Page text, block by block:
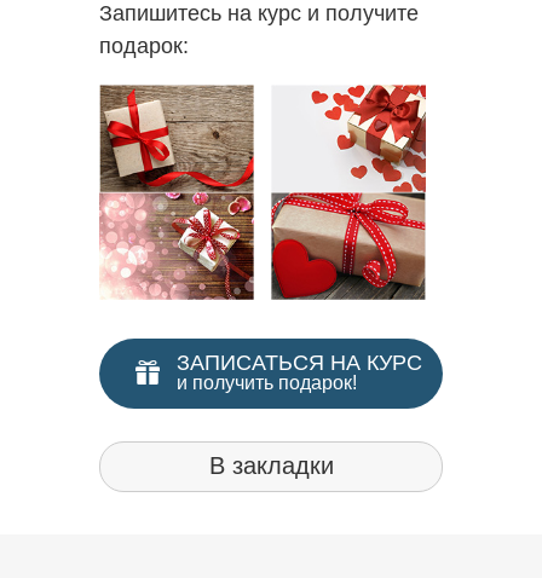
Запишитесь на курс и получите
подарок:
ЗАПИСАТЬСЯ НА КУРС
и получить подарок!
В закладки